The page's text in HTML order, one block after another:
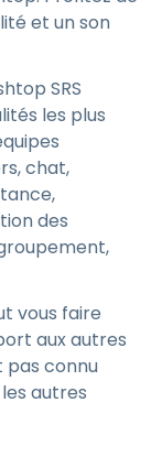
et un son
SRS
les plus
chat,
des
vous faire
aux autres
pas connu
autres